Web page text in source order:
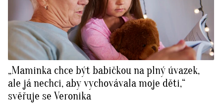
„Maminka chce být babičkou na plný úvazek,
ale já nechci, aby vychovávala moje děti,“
svěřuje se Veronika